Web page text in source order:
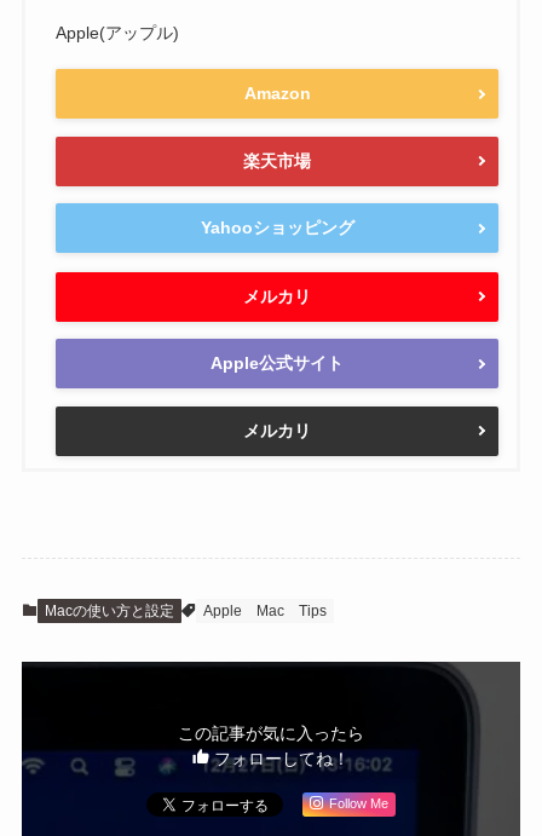
Apple(アップル)
Amazon
楽天市場
Yahooショッピング
メルカリ
Apple公式サイト
メルカリ
Macの使い方と設定 Apple Mac Tips
この記事が気に入ったら
フォローしてね！
Follow Me